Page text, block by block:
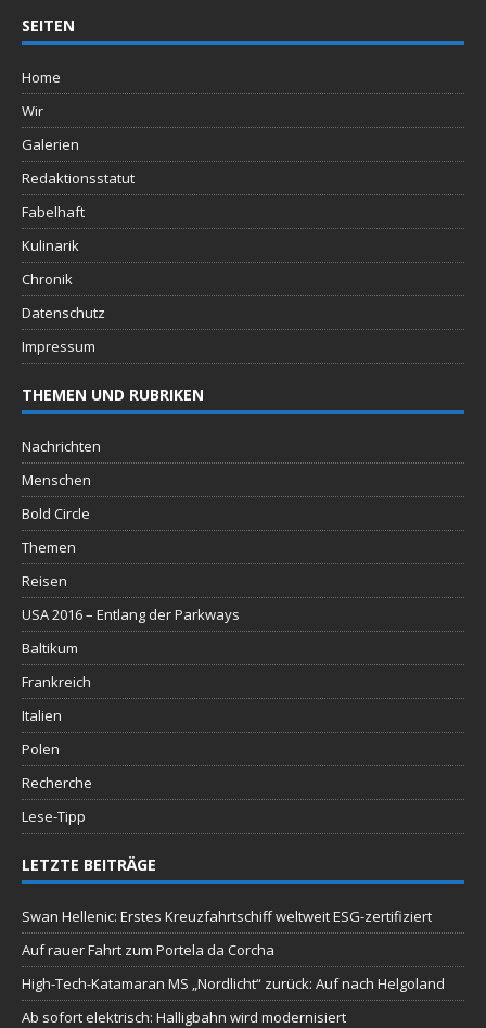
SEITEN
Home
Wir
Galerien
Redaktionsstatut
Fabelhaft
Kulinarik
Chronik
Datenschutz
Impressum
THEMEN UND RUBRIKEN
Nachrichten
Menschen
Bold Circle
Themen
Reisen
USA 2016 – Entlang der Parkways
Baltikum
Frankreich
Italien
Polen
Recherche
Lese-Tipp
LETZTE BEITRÄGE
Swan Hellenic: Erstes Kreuzfahrtschiff weltweit ESG-zertifiziert
Auf rauer Fahrt zum Portela da Corcha
High-Tech-Katamaran MS „Nordlicht“ zurück: Auf nach Helgoland
Ab sofort elektrisch: Halligbahn wird modernisiert